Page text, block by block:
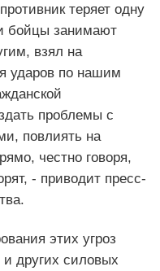
теряет одну
бойцы занимают
взял на
ударов по нашим
проблемы с
повлиять на
честно говоря,
- приводит пресс-
этих угроз
других силовых